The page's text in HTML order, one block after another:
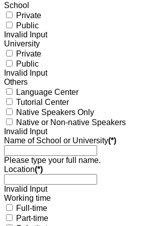
School
Private
Public
Invalid Input
University
Private
Public
Invalid Input
Others
Language Center
Tutorial Center
Native Speakers Only
Native or Non-native Speakers
Invalid Input
Name of School or University(*)
Please type your full name.
Location(*)
Invalid Input
Working time
Full-time
Part-time